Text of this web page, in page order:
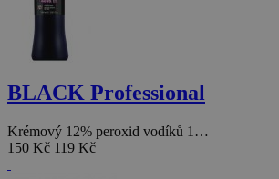
BLACK Professional
Krémový 12% peroxid vodíků 1…
150 Kč 119 Kč